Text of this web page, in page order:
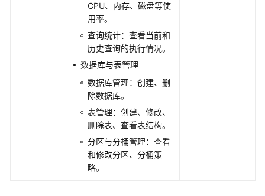
CPU、内存、磁盘等使
用率。
查询统计：查看当前和
历史查询的执行情况。
数据库与表管理
数据库管理：创建、删
除数据库。
表管理：创建、修改、
删除表、查看表结构。
分区与分桶管理：查看
和修改分区、分桶策
略。